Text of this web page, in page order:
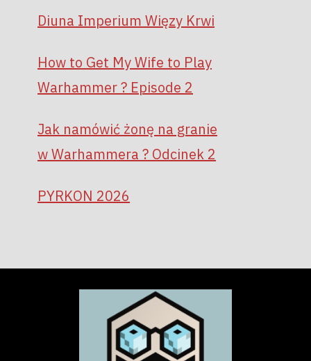
Diuna Imperium Więzy Krwi
How to Get My Wife to Play
Warhammer ? Episode 2
Jak namówić żonę na granie
w Warhammera ? Odcinek 2
PYRKON 2026